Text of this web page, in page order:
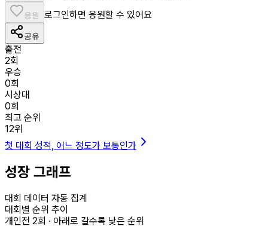
응원 로그인하면 응원할 수 있어요
공유
출전
2회
우승
0회
시상대
0회
최고 순위
12위
첫 대회 성적, 어느 정도가 보통인가
성장 그래프
대회 데이터 자동 집계
대회별 순위 추이
개인전 2회 · 아래로 갈수록 낮은 순위